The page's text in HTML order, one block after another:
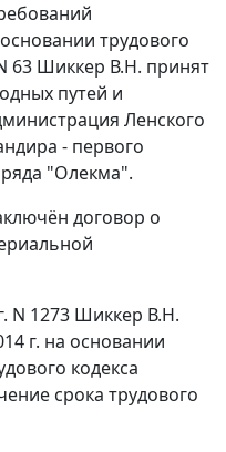
трудового
63 Шиккер В.Н. принят
путей и
Ленского
- первого
"Олекма".
договор о
N 1273 Шиккер В.Н.
г. на основании
кодекса
срока трудового